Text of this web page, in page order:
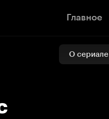
Главное
О сериале